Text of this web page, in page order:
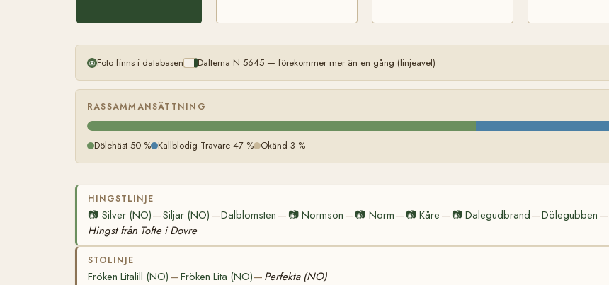
Foto finns i databasen Dalterna N 5645 — förekommer mer än en gång (linjeavel)
RASSAMMANSÄTTNING
Dölehäst 50 % Kallblodig Travare 47 % Okänd 3 %
HINGSTLINJE
📷 Silver (NO)—Siljar (NO) —Dalblomsten — 📷Normsön —📷 Norm— 📷Kåre — 📷 Dalegudbrand—Dölegubben —
Hingst från Tofte i Dovre
STOLINJE
Fröken Litalill (NO) —Fröken Lita (NO)— Perfekta (NO)